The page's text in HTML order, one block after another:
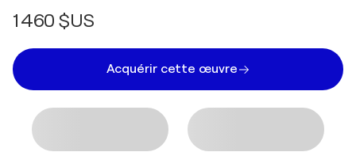
1 460 $US
Acquérir cette œuvre